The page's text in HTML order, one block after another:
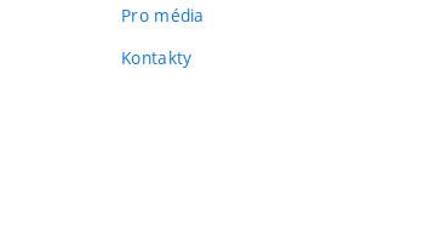
Pro média
Kontakty